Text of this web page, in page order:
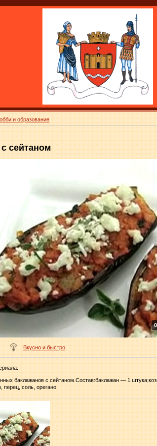
и образование
сейтаном
Вкусно и быстро
:
баклажанов с сейтаном.Состав:баклажан — 1
перец, соль, орегано.